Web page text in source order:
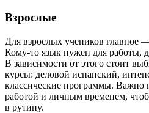
Взрослые
Для взрослых учеников главное
Кому-то язык нужен для работы,
В зависимости от этого стоит
курсы: деловой испанский,
классические программы. Важно
работой и личным временем,
в рутину.